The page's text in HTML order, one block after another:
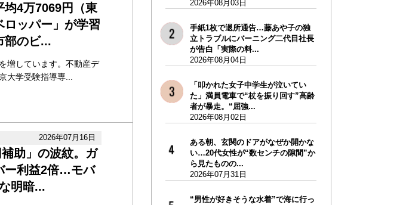
均4万7069円（東
ロッパー」が学習
部のビ...
増しています。不動産デ
大学受験指導専...
2026年07月16日
助」の波紋。ガ
ー利益2倍…モバ
明暗...
2026年08月03日
手紙1枚で退所通告…藤あや子の独
立トラブルにバーニング二代目社長
が告白「実際の料...
2026年08月04日
「叩かれた女子中学生が泣いてい
た」満員電車で“杖を振り回す”高齢
者が暴走。“屈強...
2026年08月02日
ある朝、玄関のドアがなぜか開かな
い…20代女性が“数センチの隙間”か
ら見たものの...
2026年07月31日
“男性が好きそうな水着”で海に行っ